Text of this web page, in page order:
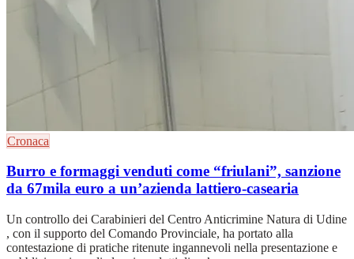
Cronaca
Burro e formaggi venduti come “friulani”, sanzione
da 67mila euro a un’azienda lattiero-casearia
Un controllo dei Carabinieri del Centro Anticrimine Natura di Udine
, con il supporto del Comando Provinciale, ha portato alla
contestazione di pratiche ritenute ingannevoli nella presentazione e